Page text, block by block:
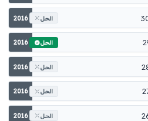
2016 الحل
2016 الحل
2016 الحل
2016 الحل
2016 الحل